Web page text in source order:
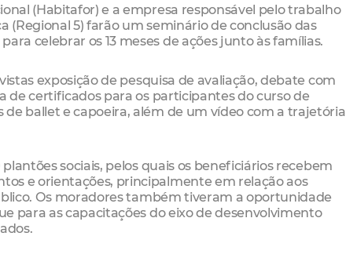
(Habitafor) e a empresa responsável pelo trabalho
(Regional 5) farão um seminário de conclusão das
celebrar os 13 meses de ações junto às famílias.
exposição de pesquisa de avaliação, debate com
de certificados para os participantes do curso de
ballet e capoeira, além de um vídeo com a trajetória
sociais, pelos quais os beneficiários recebem
e orientações, principalmente em relação aos
Os moradores também tiveram a oportunidade
para as capacitações do eixo de desenvolvimento